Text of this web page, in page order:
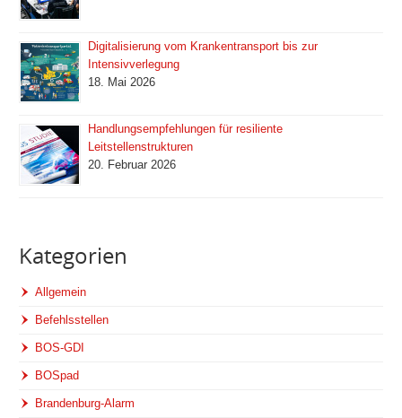
Digitalisierung vom Krankentransport bis zur
Intensivverlegung
18. Mai 2026
Handlungsempfehlungen für resiliente
Leitstellenstrukturen
20. Februar 2026
Kategorien
Allgemein
Befehlsstellen
BOS-GDI
BOSpad
Brandenburg-Alarm